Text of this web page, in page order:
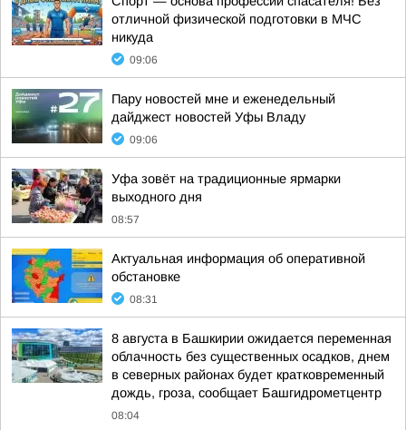
отличной физической подготовки в МЧС
никуда
09:06
Пару новостей мне и еженедельный
дайджест новостей Уфы Владу
09:06
Уфа зовёт на традиционные ярмарки
выходного дня
08:57
Актуальная информация об оперативной
обстановке
08:31
8 августа в Башкирии ожидается переменная
облачность без существенных осадков, днем
в северных районах будет кратковременный
дождь, гроза, сообщает Башгидрометцентр
08:04